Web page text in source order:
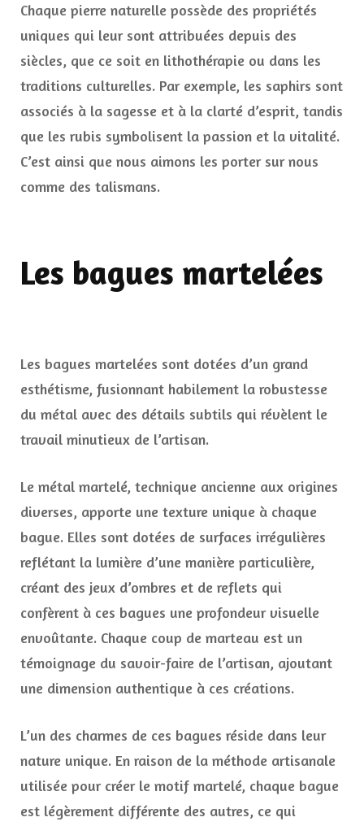
Chaque pierre naturelle possède des propriétés
uniques qui leur sont attribuées depuis des
siècles, que ce soit en lithothérapie ou dans les
traditions culturelles. Par exemple, les saphirs sont
associés à la sagesse et à la clarté d’esprit, tandis
que les rubis symbolisent la passion et la vitalité.
C’est ainsi que nous aimons les porter sur nous
comme des talismans.
Les bagues martelées
Les bagues martelées sont dotées d’un grand
esthétisme, fusionnant habilement la robustesse
du métal avec des détails subtils qui révèlent le
travail minutieux de l’artisan.
Le métal martelé, technique ancienne aux origines
diverses, apporte une texture unique à chaque
bague. Elles sont dotées de surfaces irrégulières
reflétant la lumière d’une manière particulière,
créant des jeux d’ombres et de reflets qui
confèrent à ces bagues une profondeur visuelle
envoûtante. Chaque coup de marteau est un
témoignage du savoir-faire de l’artisan, ajoutant
une dimension authentique à ces créations.
L’un des charmes de ces bagues réside dans leur
nature unique. En raison de la méthode artisanale
utilisée pour créer le motif martelé, chaque bague
est légèrement différente des autres, ce qui